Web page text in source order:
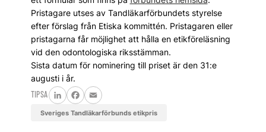
Pristagare utses av Tandläkarförbundets styrelse
efter förslag från Etiska kommittén. Pristagaren eller
pristagarna får möjlighet att hålla en etikföreläsning
vid den odontologiska riksstämman.
Sista datum för nominering till priset är den 31:e
augusti i år.
TIPSA
LinkedInFacebook
Email
Sveriges Tandläkarförbunds etikpris